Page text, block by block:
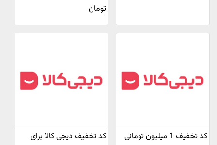
تومان
کد تخفیف 1 میلیون تومانی
کد تخفیف دیجی کالا برای